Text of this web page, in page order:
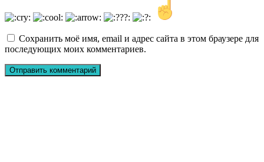
Сохранить моё имя, email и адрес сайта в этом браузере для
последующих моих комментариев.